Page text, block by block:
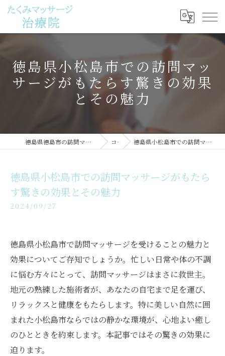
徳島県小松島市での訪問マッ
サージがもたらす驚きの効果
とその魅力
徳島県徳島市の訪問マッサージならたくみマッサージ治療院 コラム 徳島県小松島市での訪問マッサージがもたらす驚きの効果とその魅力
徳島県小松島市での訪問マッサージがもたら
す驚きの効果とその魅力
2024/09/27
徳島県小松島市で訪問マッサージを受けることの魅力と
効果についてご存知でしょうか。忙しい日常や体の不調
に悩む方々にとって、訪問マッサージはまさに救世主。
地元の熟練した施術者が、あなたの自宅まで足を運び、
リラックスと健康をもたらします。特に美しい自然に囲
まれた小松島市ならではの静かな環境が、心地よい癒し
のひとときを約束します。本記事ではその驚きの効果に
迫ります。